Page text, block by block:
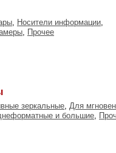
, Носители информации,
, Прочее
зеркальные, Для
и большие,